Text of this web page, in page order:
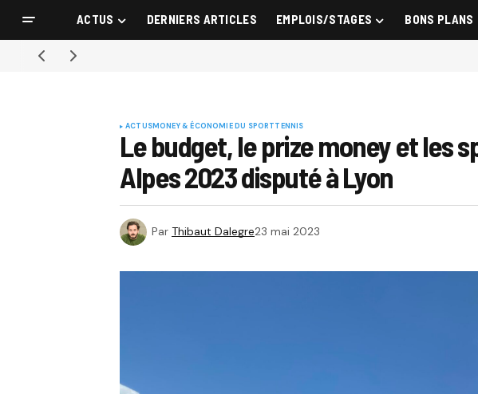
ACTUS DERNIERS ARTICLES EMPLOIS/STAGES BONS PLANS
ACTUSMONEY & ÉCONOMIE DU SPORTTENNIS
Le budget, le prize money et les
Alpes 2023 disputé à Lyon
Par Thibaut Dalegre23 mai 2023